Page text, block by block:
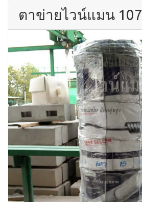
ตาข่ายไวน์แมน 107